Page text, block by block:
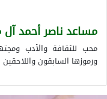
مساعد ناصر أحمد آل
محب للثقافة والأدب
ورموزها السابقون